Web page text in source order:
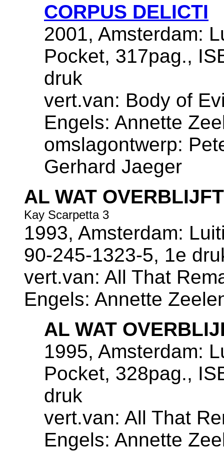
CORPUS DELICTI
2001, Amsterdam:
Pocket, 317pag.,
druk
vert.van: Body of
Engels: Annette
omslagontwerp:
Gerhard Jaeger
AL WAT OVERBLIJFT
Kay Scarpetta 3
1993, Amsterdam:
90-245-1323-5, 1e
vert.van: All That
Engels: Annette
AL WAT
1995, Amsterdam:
Pocket, 328pag.,
druk
vert.van: All That
Engels: Annette